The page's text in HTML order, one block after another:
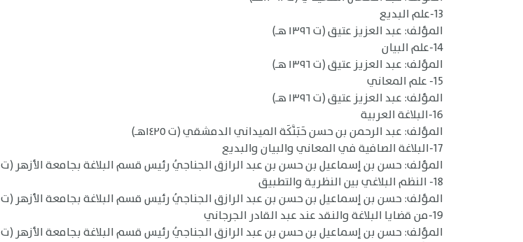
13-علم البديع
المؤلف: عبد العزيز عتيق (ت ١٣٩٦ هـ)
14-علم البيان
المؤلف: عبد العزيز عتيق (ت ١٣٩٦ هـ)
15- علم المعاني
المؤلف: عبد العزيز عتيق (ت ١٣٩٦ هـ)
16-البلاغة العربية
المؤلف: عبد الرحمن بن حسن حَبَنَّكَة الميداني الدمشقي (ت ١٤٢٥هـ)
17-البلاغة الصافية في المعاني والبيان والبديع
المؤلف: حسن بن إسماعيل بن حسن بن عبد الرازق الجناجيُ رئيس قسم البلاغة بجامعة الأزهر (ت ١٤٢٩ هـ)
18- النظم البلاغي بين النظرية والتطبيق
المؤلف: حسن بن إسماعيل بن حسن بن عبد الرازق الجناجيُ رئيس قسم البلاغة بجامعة الأزهر (ت ١٤٢٩ هـ)
19-من قضايا البلاغة والنقد عند عبد القادر الجرجاني
المؤلف: حسن بن إسماعيل بن حسن بن عبد الرازق الجناجيُ رئيس قسم البلاغة بجامعة الأزهر (ت ١٤٢٩ هـ)